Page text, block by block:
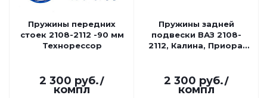
Пружины передних
стоек 2108-2112 -90 мм
Технорессор
2 300 руб./
компл
Пружины задней
подвески ВАЗ 2108-
2112, Калина, Приора,
2 300 руб./
компл